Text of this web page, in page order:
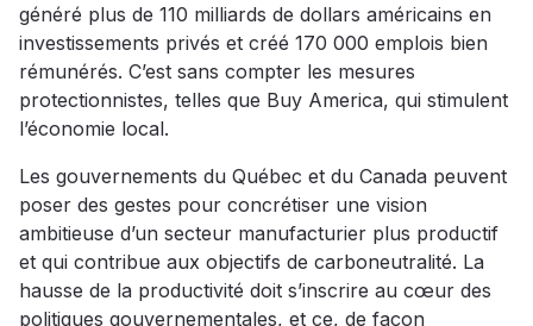
généré plus de 110 milliards de dollars américains en
investissements privés et créé 170 000 emplois bien
rémunérés. C’est sans compter les mesures
protectionnistes, telles que Buy America, qui stimulent
l’économie local.
Les gouvernements du Québec et du Canada peuvent
poser des gestes pour concrétiser une vision
ambitieuse d’un secteur manufacturier plus productif
et qui contribue aux objectifs de carboneutralité. La
hausse de la productivité doit s’inscrire au cœur des
politiques gouvernementales, et ce, de façon